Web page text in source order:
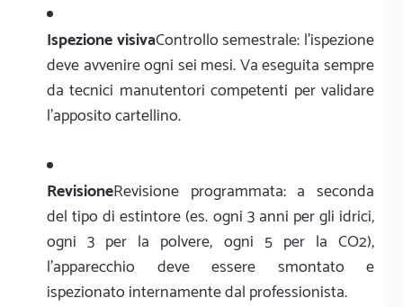
Ispezione visivaControllo semestrale: l'ispezione
deve avvenire ogni sei mesi. Va eseguita sempre
da tecnici manutentori competenti per validare
l'apposito cartellino.
RevisioneRevisione programmata: a seconda
del tipo di estintore (es. ogni 3 anni per gli idrici,
ogni 3 per la polvere, ogni 5 per la CO2),
l'apparecchio deve essere smontato e
ispezionato internamente dal professionista.